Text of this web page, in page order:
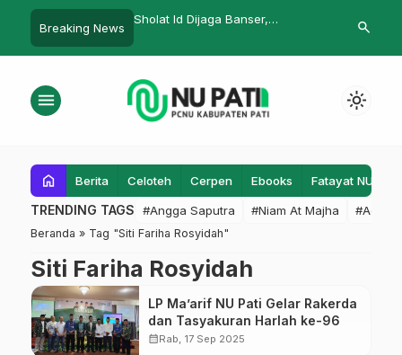
Breaking News
Sholat Id Dijaga Banser,
Keluarga
search
menu light_mode
home Berita Celoteh Cerpen Ebooks Fatayat NU
TRENDING TAGS #Angga Saputra #Niam At Majha #Admin
Beranda » Tag "Siti Fariha Rosyidah"
Siti Fariha Rosyidah
LP Ma’arif NU Pati Gelar Rakerda
dan Tasyakuran Harlah ke-96
calendar_monthRab, 17 Sep 2025